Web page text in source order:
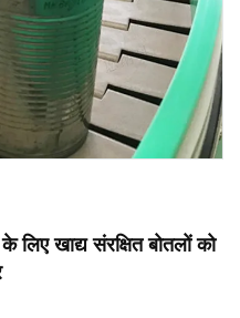
खाद्य संरक्षित बोतलों को